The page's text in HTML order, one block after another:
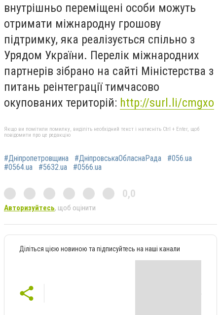
внутрішньо переміщені особи можуть
отримати міжнародну грошову
підтримку, яка реалізується спільно з
Урядом України. Перелік міжнародних
партнерів зібрано на сайті Міністерства з
питань реінтеграції тимчасово
окупованих територій: http://surl.li/cmgxo
Якщо ви помітили помилку, виділіть необхідний текст і натисніть Ctrl + Enter, щоб
повідомити про це редакцію
#Дніпропетровщина #ДніпровськаОбласнаРада
#056.ua
#0564.ua
#5632.ua #0566.ua
0,0
Авторизуйтесь, щоб оцінити
Діліться цією новиною та підписуйтесь на наші канали